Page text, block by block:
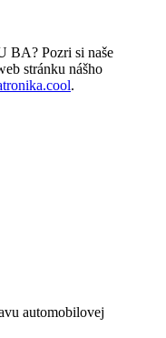
BA? Pozri si naše
stránku nášho
.
automobilovej